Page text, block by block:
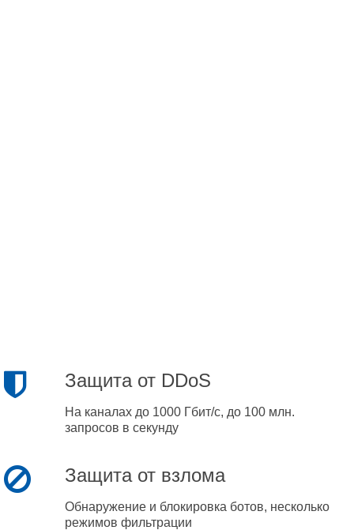
Защита от DDoS
На каналах до 1000 Гбит/с, до 100 млн.
запросов в секунду
Защита от взлома
Обнаружение и блокировка ботов, несколько
режимов фильтрации